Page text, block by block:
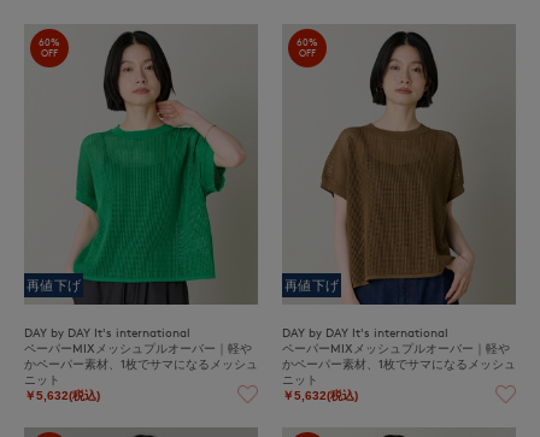
60%
OFF
再値下げ
DAY by DAY It's international
ペーパーMIXメッシュプルオーバー｜軽や
かペーパー素材、1枚でサマになるメッシュ
ニット
￥5,632(税込)
60%
OFF
再値下げ
DAY by DAY It's international
ペーパーMIXメッシュプルオーバー｜軽や
かペーパー素材、1枚でサマになるメッシュ
ニット
￥5,632(税込)